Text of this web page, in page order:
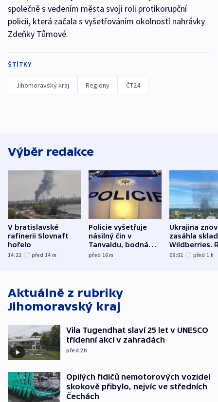
společně s vedením města svoji roli protikorupční
policii, která začala s vyšetřováním okolností nahrávky
Zdeňky Tůmové.
ŠTÍTKY
Jihomoravský kraj Regiony ČT24
Výběr redakce
V bratislavské
rafinerii Slovnaft
hořelo
14:22 před 14 m
Policie vyšetřuje
násilný čin v
Tanvaldu, bodná
zranění při něm
před 16m
Ukrajina
zasáhla
Wildberries.
útočili v
09:02 před 1 h
Aktuálně z rubriky
Jihomoravský kraj
Vila Tugendhat slaví 25 let v UNESCO
třídenní akcí v zahradách
před 2h
Opilých řidičů nemotorových vozidel
skokově přibylo, nejvíc ve středních
Čechách